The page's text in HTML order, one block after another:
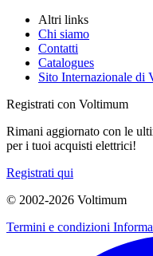
Altri links
Chi siamo
Contatti
Catalogues
Sito Internazionale di
Registrati con Voltimum
Rimani aggiornato con le
per i tuoi acquisti elettrici!
Registrati qui
© 2002-2026 Voltimum
Termini e condizioni